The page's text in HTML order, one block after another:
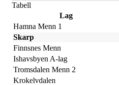
Tabell
Lag
Hamna Menn 1
Skarp
Finnsnes Menn
Ishavsbyen A-lag
Tromsdalen Menn 2
Krokelvdalen